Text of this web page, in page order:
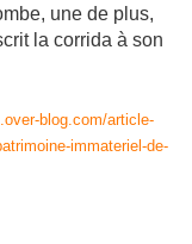
une de plus,
la corrida à son
blog.com/article-
immateriel-de-